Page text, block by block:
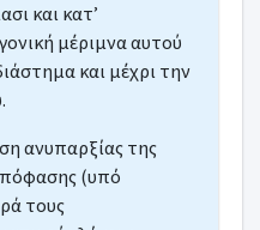
και κατ’
μέριμνα αυτού
και μέχρι την
ανυπαρξίας της
(υπό
τους